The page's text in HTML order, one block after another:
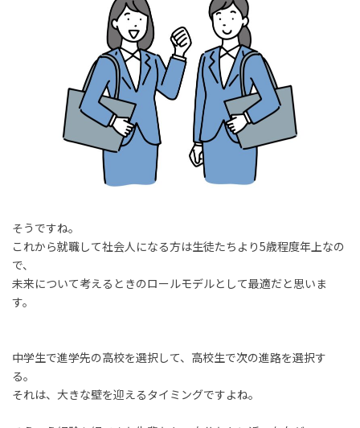
そうですね。
これから就職して社会人になる方は生徒たちより5歳程度年上なの
で、
未来について考えるときのロールモデルとして最適だと思いま
す。
中学生で進学先の高校を選択して、高校生で次の進路を選択す
る。
それは、大きな壁を迎えるタイミングですよね。